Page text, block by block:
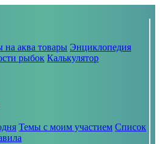
на аква товары Энциклопедия
рыбок Калькулятор
Темы с моим участием Список